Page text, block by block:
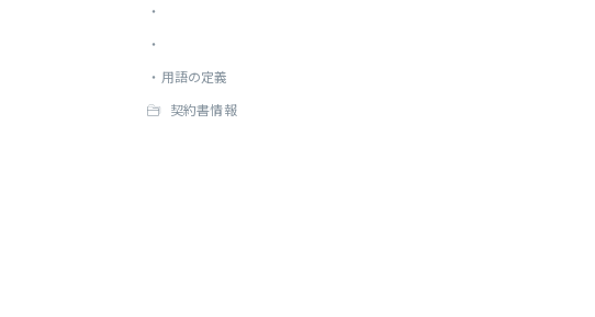
・
・
・ 用語の定義
契約書情報